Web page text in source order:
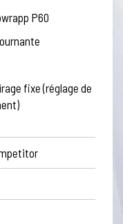
P60
fixe (réglage de